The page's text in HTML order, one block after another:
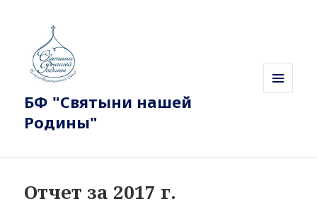
БФ "Святыни нашей
Родины"
Отчет за 2017 г.